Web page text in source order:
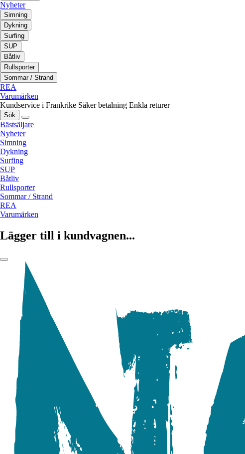
Nyheter
Simning
Dykning
Surfing
SUP
Båtliv
Rullsporter
Sommar / Strand
REA
Varumärken
Kundservice i Frankrike Säker betalning Enkla returer
Sök
Bästsäljare
Nyheter
Simning
Dykning
Surfing
SUP
Båtliv
Rullsporter
Sommar / Strand
REA
Varumärken
Lägger till i kundvagnen...